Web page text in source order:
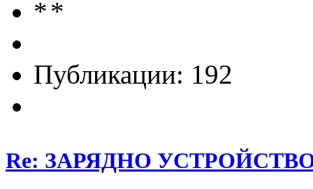
Публикации: 192
Re: ЗАРЯДНО УСТРОЙСТВО